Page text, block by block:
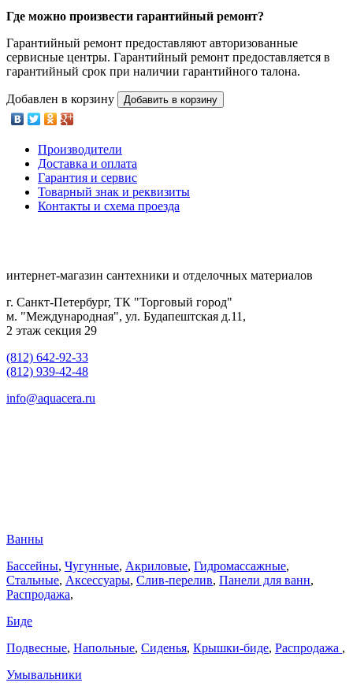
Где можно произвести гарантийный ремонт?
Гарантийный ремонт предоставляют авторизованные
сервисные центры. Гарантийный ремонт предоставляется в
гарантийный срок при наличии гарантийного талона.
Добавлен в корзину Добавить в корзину
Производители
Доставка и оплата
Гарантия и сервис
Товарный знак и реквизиты
Контакты и схема проезда
интернет-магазин сантехники и отделочных материалов
г. Санкт-Петербург, ТК "Торговый город"
м. "Международная", ул. Будапештская д.11,
2 этаж секция 29
(812) 642-92-33
(812) 939-42-48
info@aquacera.ru
Ванны
Бассейны, Чугунные, Акриловые, Гидромассажные,
Стальные, Аксессуары, Слив-перелив, Панели для ванн,
Распродажа,
Биде
Подвесные, Напольные, Сиденья, Крышки-биде, Распродажа ,
Умывальники